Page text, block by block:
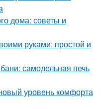
дома: советы и
руками: простой и
самодельная печь
уровень комфорта